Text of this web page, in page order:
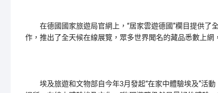
在德國國家旅遊局官網上，“居家雲遊德國”欄目提供了
作，推出了全天候在線展覽，眾多世界聞名的藏品悉數上網
埃及旅遊和文物部自今年3月發起“在家中體驗埃及”活動